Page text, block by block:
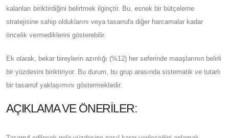
kalanları biriktirdiğini belirtmek ilginçtir. Bu, esnek bir bütçeleme
stratejisine sahip olduklarını veya tasarrufa diğer harcamalar kadar
öncelik vermediklerini gösterebilir.
Ek olarak, bekar bireylerin azınlığı (%12) her seferinde maaşlarının belirli
bir yüzdesini biriktiriyor. Bu durum, bu grup arasında sistematik ve tutarlı
bir tasarruf yaklaşımını göstermektedir.
AÇIKLAMA VE ÖNERILER: